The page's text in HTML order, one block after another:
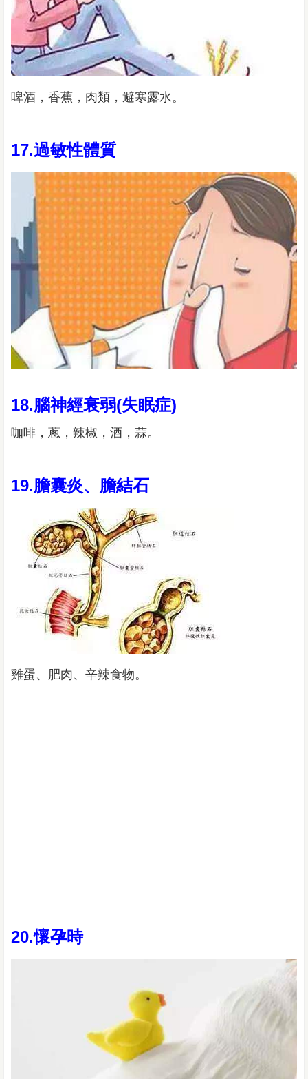
啤酒，香蕉，肉類，避寒露水。
17.過敏性體質
18.腦神經衰弱(失眠症)
咖啡，蔥，辣椒，酒，蒜。
19.膽囊炎、膽結石
雞蛋、肥肉、辛辣食物。
20.懷孕時